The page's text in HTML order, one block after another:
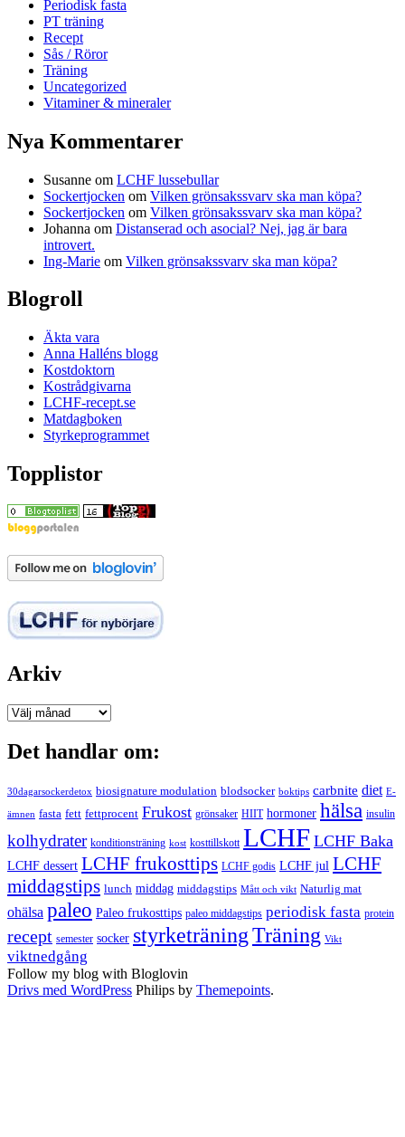
Periodisk fasta
PT träning
Recept
Sås / Röror
Träning
Uncategorized
Vitaminer & mineraler
Nya Kommentarer
Susanne om LCHF lussebullar
Sockertjocken om Vilken grönsakssvarv ska man köpa?
Sockertjocken om Vilken grönsakssvarv ska man köpa?
Johanna om Distanserad och asocial? Nej, jag är bara
introvert.
Ing-Marie om Vilken grönsakssvarv ska man köpa?
Blogroll
Äkta vara
Anna Halléns blogg
Kostdoktorn
Kostrådgivarna
LCHF-recept.se
Matdagboken
Styrkeprogrammet
Topplistor
Arkiv
Arkiv
Det handlar om:
30dagarsockerdetox biosignature modulation blodsocker boktips carbnite diet E-
ämnen fasta fett fettprocent Frukost grönsaker HIIT hormoner hälsa insulin
kolhydrater konditionsträning kost kosttillskott LCHF LCHF Baka
LCHF dessert LCHF frukosttips LCHF godis LCHF jul LCHF
middagstips lunch middag middagstips Mått och vikt Naturlig mat
ohälsa paleo Paleo frukosttips paleo middagstips periodisk fasta protein
recept semester socker styrketräningTräning Vikt
viktnedgång
Follow my blog with Bloglovin
Drivs med WordPress Philips by Themepoints.